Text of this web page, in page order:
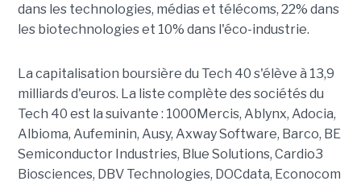
dans les technologies, médias et télécoms, 22% dans
les biotechnologies et 10% dans l'éco-industrie.
La capitalisation boursière du Tech 40 s'élève à 13,9
milliards d'euros. La liste complète des sociétés du
Tech 40 est la suivante : 1000Mercis, Ablynx, Adocia,
Albioma, Aufeminin, Ausy, Axway Software, Barco, BE
Semiconductor Industries, Blue Solutions, Cardio3
Biosciences, DBV Technologies, DOCdata, Econocom